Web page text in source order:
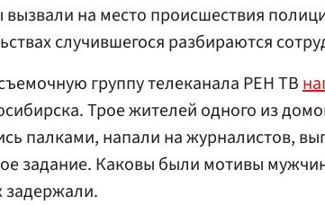
на место происшествия
случившегося разбираются
группу телеканала РЕН ТВ
Трое жителей одного из
палками, напали на журналистов,
задание. Каковы были мотивы